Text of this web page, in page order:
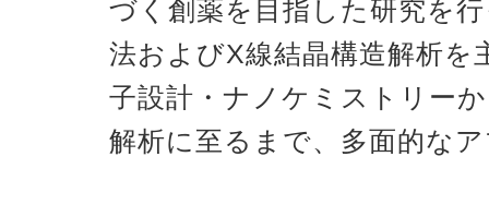
づく創薬を目指した研究を
法およびX線結晶構造解析を
子設計・ナノケミストリー
解析に至るまで、多面的な